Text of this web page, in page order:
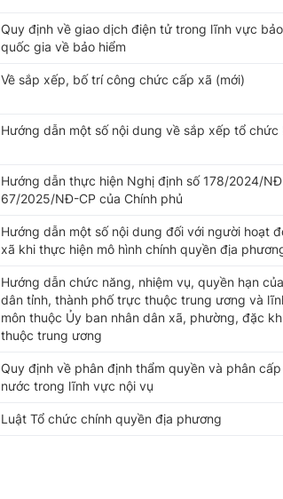
Quy định về giao dịch điện tử trong lĩnh vực
quốc gia về bảo hiểm
Về sắp xếp, bố trí công chức cấp xã (mới)
Hướng dẫn một số nội dung về sắp xếp tổ
Hướng dẫn thực hiện Nghị định số 178/2024/
67/2025/NĐ-CP của Chính phủ
Hướng dẫn một số nội dung đối với người hoạt
xã khi thực hiện mô hình chính quyền địa
Hướng dẫn chức năng, nhiệm vụ, quyền hạn
dân tỉnh, thành phố trực thuộc trung ương và
môn thuộc Ủy ban nhân dân xã, phường, đặc
thuộc trung ương
Quy định về phân định thẩm quyền và phân
nước trong lĩnh vực nội vụ
Luật Tổ chức chính quyền địa phương